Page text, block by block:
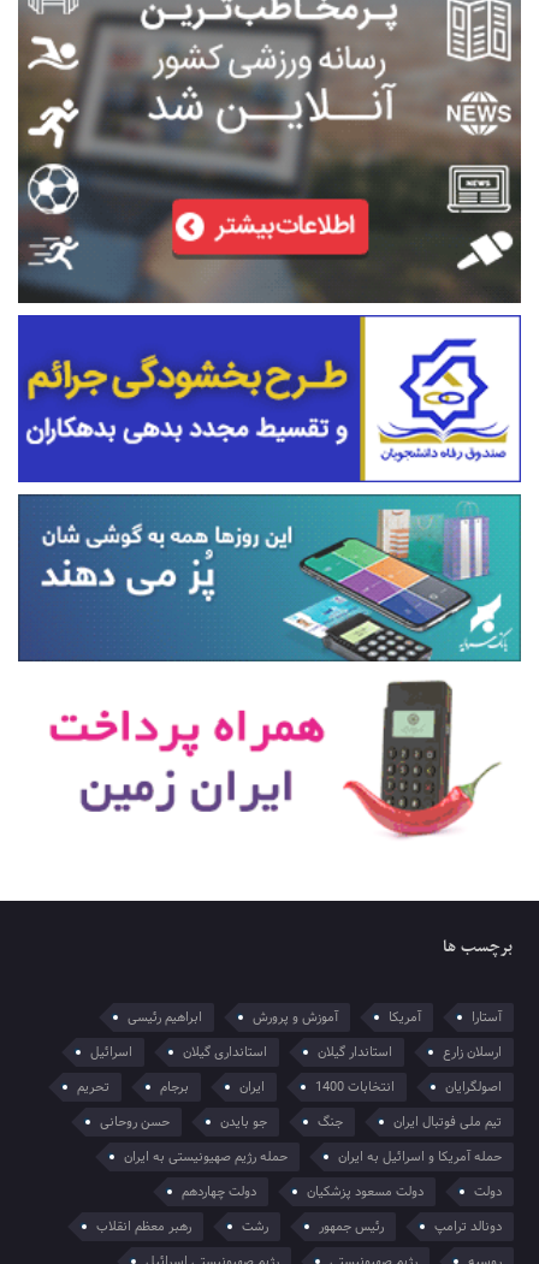
برچسب ها
آستارا آمریکا آموزش و پرورش
ابراهیم رئیسی
ارسلان زارع
استاندار گیلان استانداری گیلان
اسرائیل
اصولگرایان
انتخابات 1400 ایران برجام
تحریم
تیم ملی فوتبال ایران
جنگ جو بایدن
حسن روحانی
حمله آمریکا و اسرائیل به ایران
حمله رژیم صهیونیستی به ایران
دولت
دولت مسعود پزشکیان
دولت چهاردهم
دونالد ترامپ
رئیس جمهور رشت
رهبر معظم انقلاب